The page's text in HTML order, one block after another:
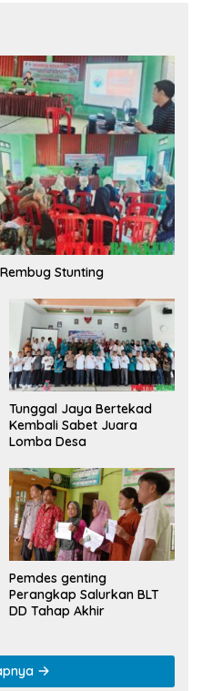
Stunting
Tunggal Jaya Bertekad
Kembali Sabet Juara
Lomba Desa
Pemdes genting
Perangkap Salurkan BLT
DD Tahap Akhir